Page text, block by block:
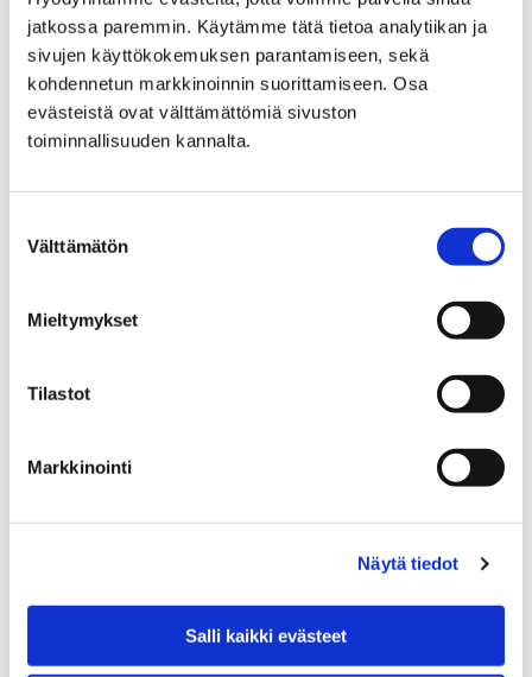
jatkossa paremmin. Käytämme tätä tietoa analytiikan ja
sivujen käyttökokemuksen parantamiseen, sekä
kohdennetun markkinoinnin suorittamiseen. Osa
evästeistä ovat välttämättömiä sivuston
toiminnallisuuden kannalta.
valinta
Välttämätön
Mieltymykset
Tilastot
Markkinointi
Näytä tiedot
Salli kaikki evästeet
Home
City administration
Decision-making
The City Council
The City Council
The Experiential Colour Workshop for Babies
The Experiential Colour
Workshop for Babies
The Experiential Colour Workshop for Babies
is a visual workshop for families with babies,
developed in Kruunupää Centre for Children´s
Culture.